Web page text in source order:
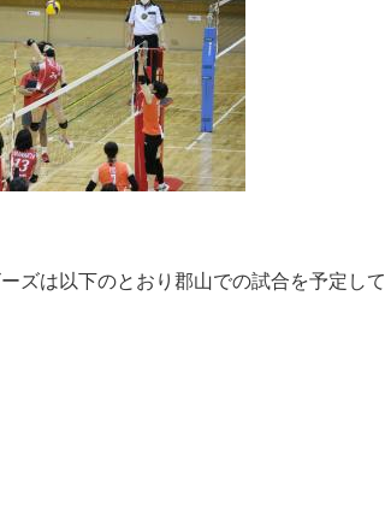
ズは以下のとおり郡山での試合を予定して